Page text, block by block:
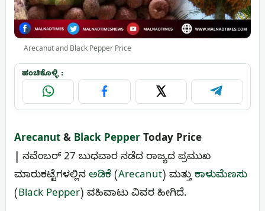
Arecanut and Black Pepper Price
ಹಂಚಿಕೊಳ್ಳಿ :
WhatsApp Facebook X Telegram
Arecanut & Black Pepper Today Price
ನವೆಂಬರ್ 27 ಬುಧವಾರ ನಡೆದ ರಾಜ್ಯದ ಪ್ರಮುಖ
ಮಾರುಕಟ್ಟೆಗಳಲ್ಲಿನ ಅಡಿಕೆ (Arecanut) ಮತ್ತುಕಾಳುಮೆಣಸು
(Black Pepper) ವಹಿವಾಟು ವಿವರ ಹೀಗಿದೆ.